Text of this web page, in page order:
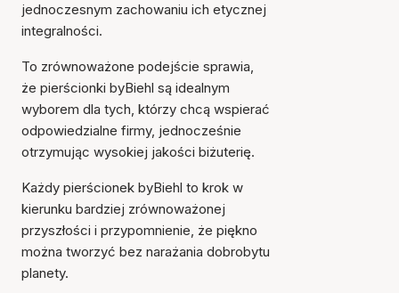
jednoczesnym zachowaniu ich etycznej
integralności.
To zrównoważone podejście sprawia,
że pierścionki byBiehl są idealnym
wyborem dla tych, którzy chcą wspierać
odpowiedzialne firmy, jednocześnie
otrzymując wysokiej jakości biżuterię.
Każdy pierścionek byBiehl to krok w
kierunku bardziej zrównoważonej
przyszłości i przypomnienie, że piękno
można tworzyć bez narażania dobrobytu
planety.